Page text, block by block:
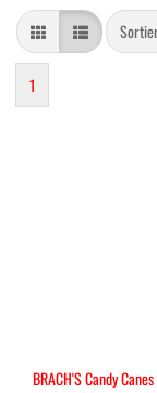
1
BRACH'S Candy